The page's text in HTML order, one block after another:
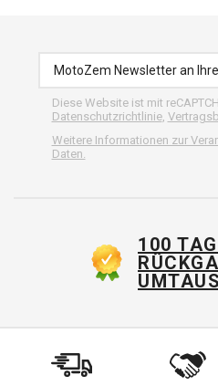
Diese Website ist mit
Datenschutzrichtlinie,
Weitere Informationen zur
Daten.
100